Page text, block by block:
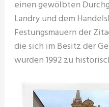
einen gewölbten
Landry und dem
Festungsmauern der
die sich im Besitz der
wurden 1992 zu